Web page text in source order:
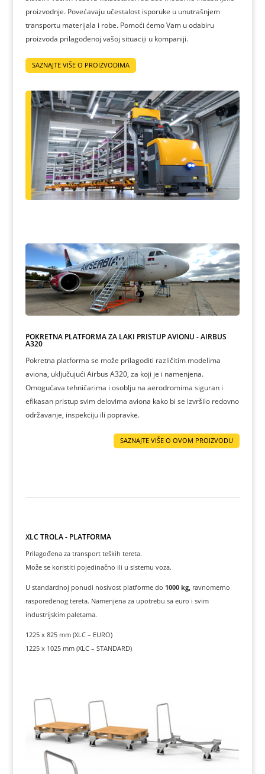
proizvodnje. Povećavaju učestalost isporuke u unutrašnjem
transportu materijala i robe. Pomoći ćemo Vam u odabiru
proizvoda prilagođenoj vašoj situaciji u kompaniji.
SAZNAJTE VIŠE O PROIZVODIMA
POKRETNA PLATFORMA ZA LAKI PRISTUP AVIONU - AIRBUS
A320
Pokretna platforma se može prilagoditi različitim modelima
aviona, uključujući Airbus A320, za koji je i namenjena.
Omogućava tehničarima i osoblju na aerodromima siguran i
efikasan pristup svim delovima aviona kako bi se izvršilo redovno
održavanje, inspekciju ili popravke.
SAZNAJTE VIŠE O OVOM PROIZVODU
XLC TROLA - PLATFORMA
Prilagođena za transport teških tereta.
Može se koristiti pojedinačno ili u sistemu voza.
U standardnoj ponudi nosivost platforme do 1000 kg, ravnomerno
raspoređenog tereta. Namenjena za upotrebu sa euro i svim
industrijskim paletama.
1225 x 825 mm (XLC – EURO)
1225 x 1025 mm (XLC – STANDARD)